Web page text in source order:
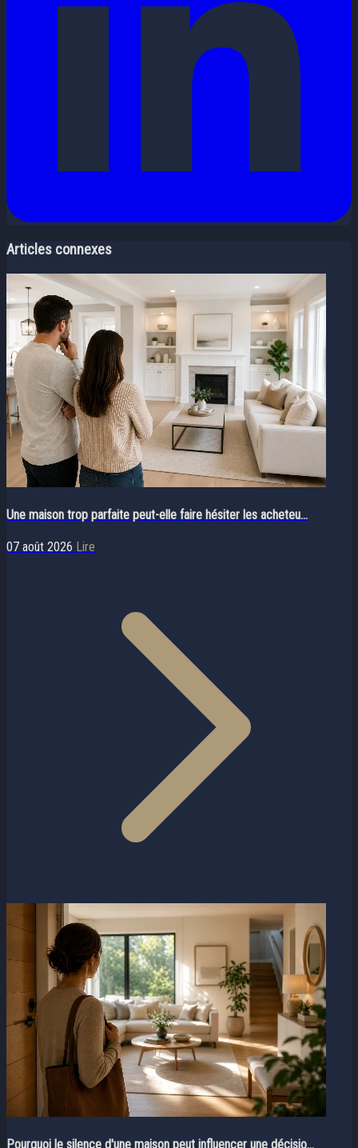
Articles connexes
Une maison trop parfaite peut-elle faire hésiter les acheteu...
07 août 2026 Lire
Pourquoi le silence d'une maison peut influencer une décisio...